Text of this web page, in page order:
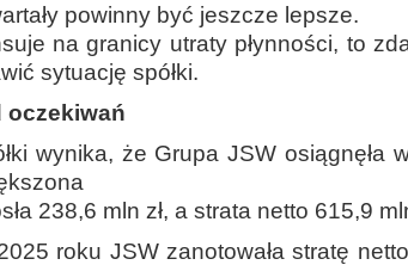
powinny być jeszcze lepsze.
na granicy utraty płynności, to
sytuację spółki.
oczekiwań
wynika, że Grupa JSW
238,6 mln zł, a strata netto 615,9
roku JSW zanotowała stratę